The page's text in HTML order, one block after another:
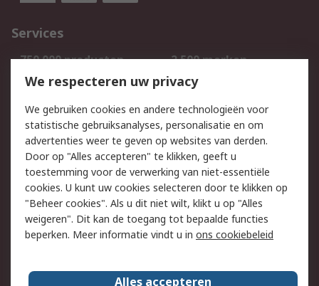
Services
750.000 producten
2.500 merken
Bestellen
Inkoopoplossingen
Track & Trace
Wettelijk
Cookiebeleid
Email veiligheid
Privacybeleid
Websitevoorwaarden
Algemene
verkoopvoorwaarden
Over RS
We respecteren uw privacy
We gebruiken cookies en andere technologieën voor
statistische gebruiksanalyses, personalisatie en om
advertenties weer te geven op websites van derden.
Door op "Alles accepteren" te klikken, geeft u
toestemming voor de verwerking van niet-essentiële
cookies. U kunt uw cookies selecteren door te klikken op
"Beheer cookies". Als u dit niet wilt, klikt u op "Alles
weigeren". Dit kan de toegang tot bepaalde functies
beperken. Meer informatie vindt u in ons cookiebeleid
Alles accepteren